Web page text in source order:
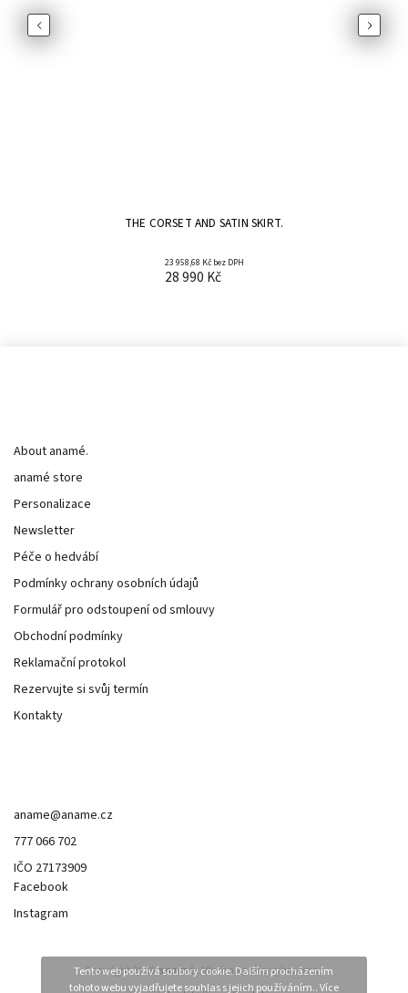
Tento web používá soubory cookie. Dalším procházením
tohoto webu vyjadřujete souhlas s jejich používáním.. Více
Previous
THE CORSET AND SATIN SKIRT.
23 958,68 Kč bez DPH
28 990 Kč
Next
About anamé.
anamé store
Personalizace
Newsletter
Péče o hedvábí
Podmínky ochrany osobních údajů
Formulář pro odstoupení od smlouvy
Obchodní podmínky
Reklamační protokol
Rezervujte si svůj termín
Kontakty
aname@aname.cz
777 066 702
IČO 27173909
Facebook
Instagram
Copyright 2026anamé.. Všechna práva vyhrazena.